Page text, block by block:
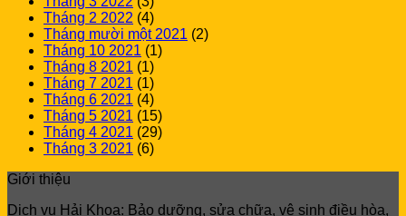
Tháng 2 2022 (4)
Tháng mười một 2021 (2)
Tháng 10 2021 (1)
Tháng 8 2021 (1)
Tháng 7 2021 (1)
Tháng 6 2021 (4)
Tháng 5 2021 (15)
Tháng 4 2021 (29)
Tháng 3 2021 (6)
Giới thiệu
Dịch vụ Hải Khoa: Bảo dưỡng, sửa chữa, vệ sinh điều hòa,